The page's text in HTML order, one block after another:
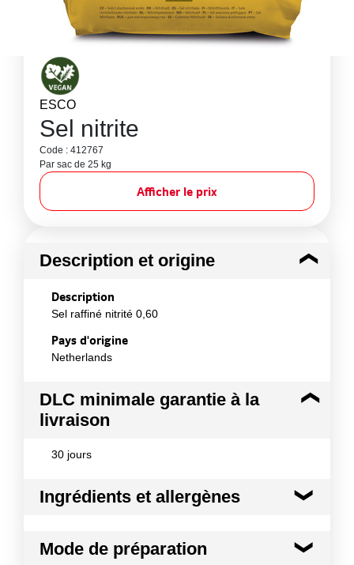
ESCO
Sel nitrite
Code : 412767
Par sac de 25 kg
Afficher le prix
Description et origine
Description
Sel raffiné nitrité 0,60
Pays d'origine
Netherlands
DLC minimale garantie à la
livraison
30 jours
Ingrédients et allergènes
Mélange homogène de sel et de nitrite de sodium
Mode de préparation